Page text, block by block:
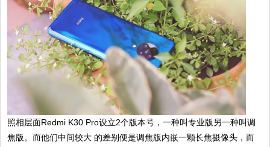
照相层面Redmi K30 Pro设立2个版本号，一种叫专业版另一种叫调
焦版。而他们中间较大 的差别便是调焦版内嵌一颗长焦摄像头，而